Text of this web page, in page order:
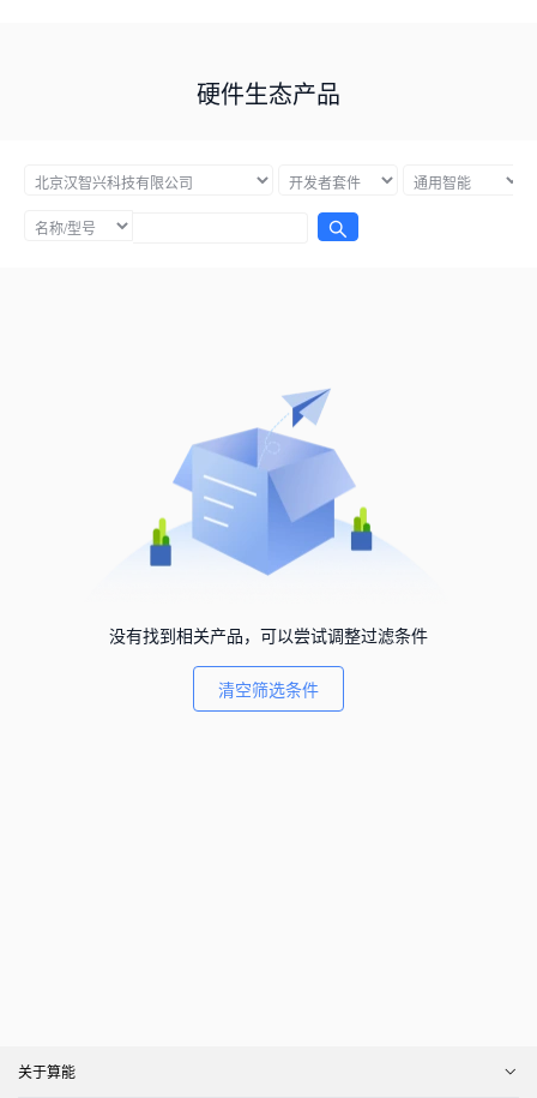
硬件生态产品
没有找到相关产品，可以尝试调整过滤条件
清空筛选条件
关于算能